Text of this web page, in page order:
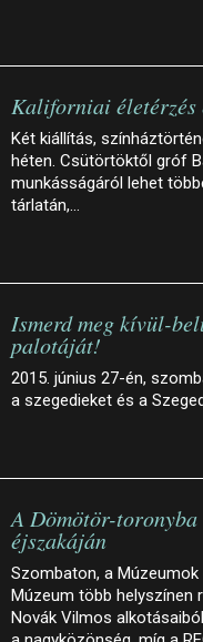
Kaliforniai életérzés
Két kiállítás,
héten. Csütörtöktől gróf
munkásságáról lehet
tárlatán,…
Ismerd meg kívül-
palotáját!
2015. június 27-én,
a szegedieket és a
A Dömötör-
éjszakáján
Szombaton, a Múzeumok
Múzeum több helyszínen
Novák Vilmos